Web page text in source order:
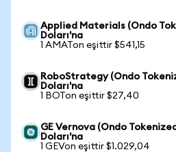
Applied Materials (Ondo
Doları'na
1 AMATon eşittir $541,15
RoboStrategy (Ondo
Doları'na
1 BOTon eşittir $27,40
GE Vernova (Ondo
Doları'na
1 GEVon eşittir $1.029,04